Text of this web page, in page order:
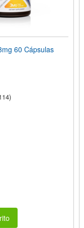
60 Cápsulas